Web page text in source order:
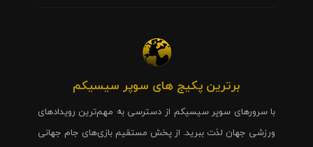
برترین پکیج های سوپر سیسیکم
با سرورهای سوپر سیسیکم از دسترسی به مهم‌ترین رویدادهای
ورزشی جهان لذت ببرید. از پخش مستقیم بازی‌های جام جهانی